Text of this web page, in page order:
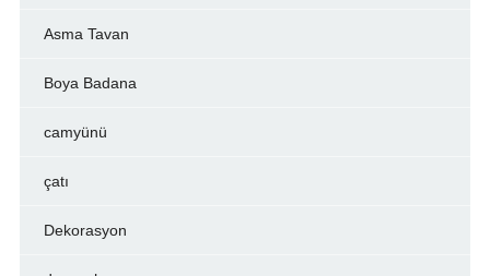
Asma Tavan
Boya Badana
camyünü
çatı
Dekorasyon